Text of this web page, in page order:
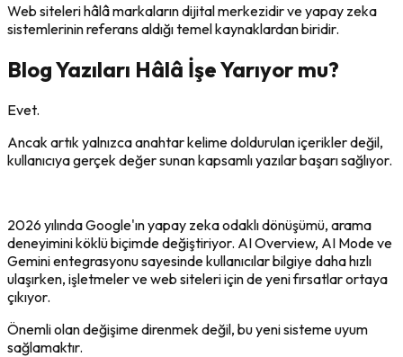
Web siteleri hâlâ markaların dijital merkezidir ve yapay zeka
sistemlerinin referans aldığı temel kaynaklardan biridir.
Blog Yazıları Hâlâ İşe Yarıyor mu?
Evet.
Ancak artık yalnızca anahtar kelime doldurulan içerikler değil,
kullanıcıya gerçek değer sunan kapsamlı yazılar başarı sağlıyor.
2026 yılında Google'ın yapay zeka odaklı dönüşümü, arama
deneyimini köklü biçimde değiştiriyor. AI Overview, AI Mode ve
Gemini entegrasyonu sayesinde kullanıcılar bilgiye daha hızlı
ulaşırken, işletmeler ve web siteleri için de yeni fırsatlar ortaya
çıkıyor.
Önemli olan değişime direnmek değil, bu yeni sisteme uyum
sağlamaktır.